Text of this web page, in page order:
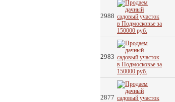
2988
2983
2877